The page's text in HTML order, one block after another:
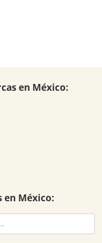
en México:
en México: